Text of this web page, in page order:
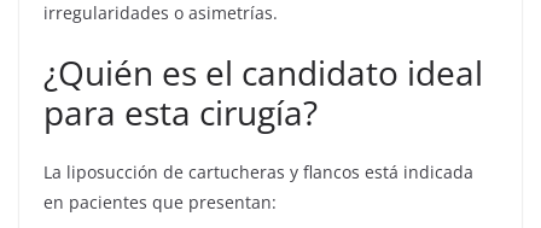
irregularidades o asimetrías.
¿Quién es el candidato ideal
para esta cirugía?
La liposucción de cartucheras y flancos está indicada
en pacientes que presentan: